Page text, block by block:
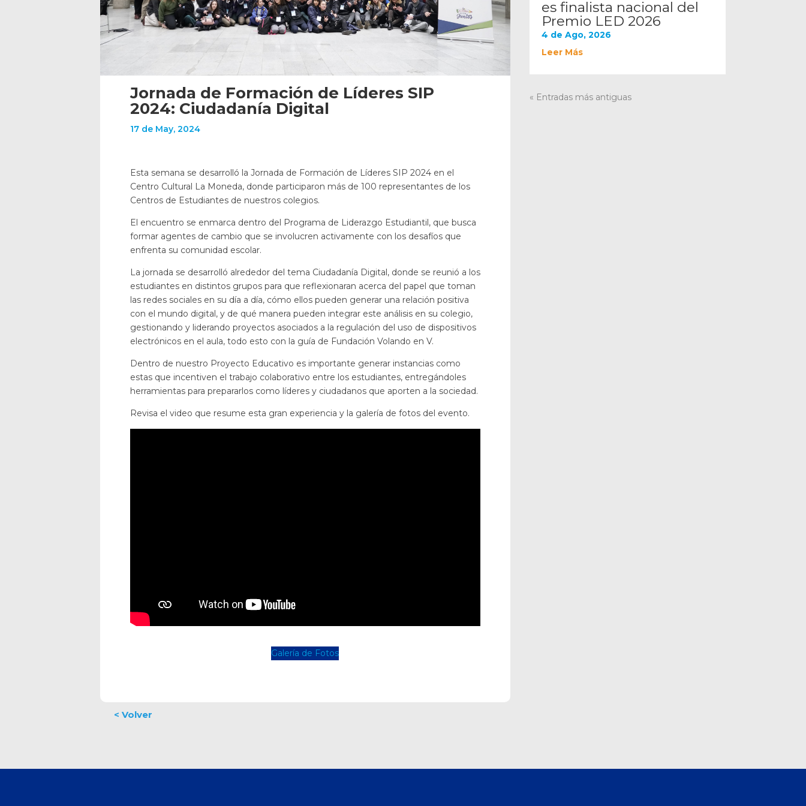
es finalista nacional del
Premio LED 2026
4 de Ago, 2026
Leer Más
« Entradas más antiguas
Jornada de Formación de Líderes SIP
2024: Ciudadanía Digital
17 de May, 2024
Esta semana se desarrolló la Jornada de Formación de Líderes SIP 2024 en el
Centro Cultural La Moneda, donde participaron más de 100 representantes de los
Centros de Estudiantes de nuestros colegios.
El encuentro se enmarca dentro del Programa de Liderazgo Estudiantil, que busca
formar agentes de cambio que se involucren activamente con los desafíos que
enfrenta su comunidad escolar.
La jornada se desarrolló alrededor del tema Ciudadanía Digital, donde se reunió a los
estudiantes en distintos grupos para que reflexionaran acerca del papel que toman
las redes sociales en su día a día, cómo ellos pueden generar una relación positiva
con el mundo digital, y de qué manera pueden integrar este análisis en su colegio,
gestionando y liderando proyectos asociados a la regulación del uso de dispositivos
electrónicos en el aula, todo esto con la guía de Fundación Volando en V.
Dentro de nuestro Proyecto Educativo es importante generar instancias como
estas que incentiven el trabajo colaborativo entre los estudiantes, entregándoles
herramientas para prepararlos como líderes y ciudadanos que aporten a la sociedad.
Revisa el video que resume esta gran experiencia y la galería de fotos del evento.
Galería de Fotos